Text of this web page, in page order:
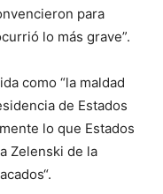
para
lo más grave”.
como “la maldad
de Estados
lo que Estados
Zelenski de la